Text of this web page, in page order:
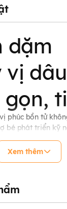
dặm
vị
gọn,
phúc bồn tử
bé phát triển kỹ
Xem thêm